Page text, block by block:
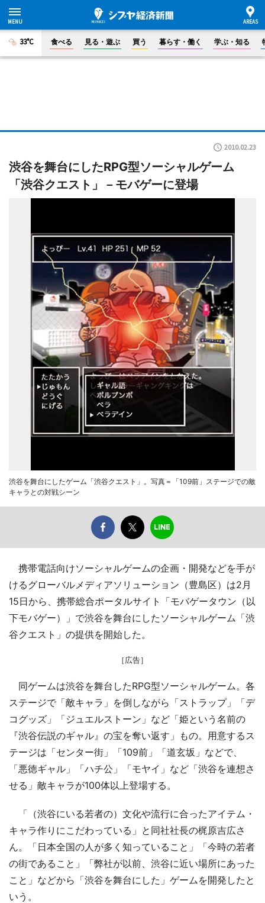
33°C 食べる 見る・遊ぶ 買う 暮らす・働く 学ぶ・知る
2010.02.23
渋谷を舞台にしたRPG型ソーシャルゲーム
「渋谷クエスト」－モバゲーに登場
渋谷を舞台にしたゲーム「渋谷クエスト」。写真＝「109前」ステージでの敵
キャラとの対戦シーン
携帯電話向けソーシャルゲームの企画・開発などを手が
けるグローバルメディアソリューション（豊島区）は2月
15日から、携帯総合ポータルサイト「モバゲータウン（以
下モバゲー）」で渋谷を舞台にしたソーシャルゲーム「渋
谷クエスト」の提供を開始した。
［広告］
同ゲームは渋谷を舞台したRPG型ソーシャルゲーム。各
ステージで「敵キャラ」を倒しながら「ストラップ」「デ
コグッズ」「ジュエルストーン」など「姫という名前の
『渋谷伝説のギャル』の宝を奪い返す」もの。用意するス
テージは「センター街」「109前」「道玄坂」などで、
「悪徳ギャル」「ハチ公」「モヤイ」など「渋谷を連想さ
せる」敵キャラが100体以上登場する。
「（渋谷にいる若者の）文化や流行に合ったアイテム・
キャラ作りにこだわっている」と同社社長の梶原吉広さ
ん。「日本全国の人が多く知っていること」「今時の若者
の街であること」「弊社が以前、渋谷に近い場所にあった
こと」などから「渋谷を舞台にした」ゲームを開発したと
いう。